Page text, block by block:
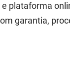
plataforma
garantia,